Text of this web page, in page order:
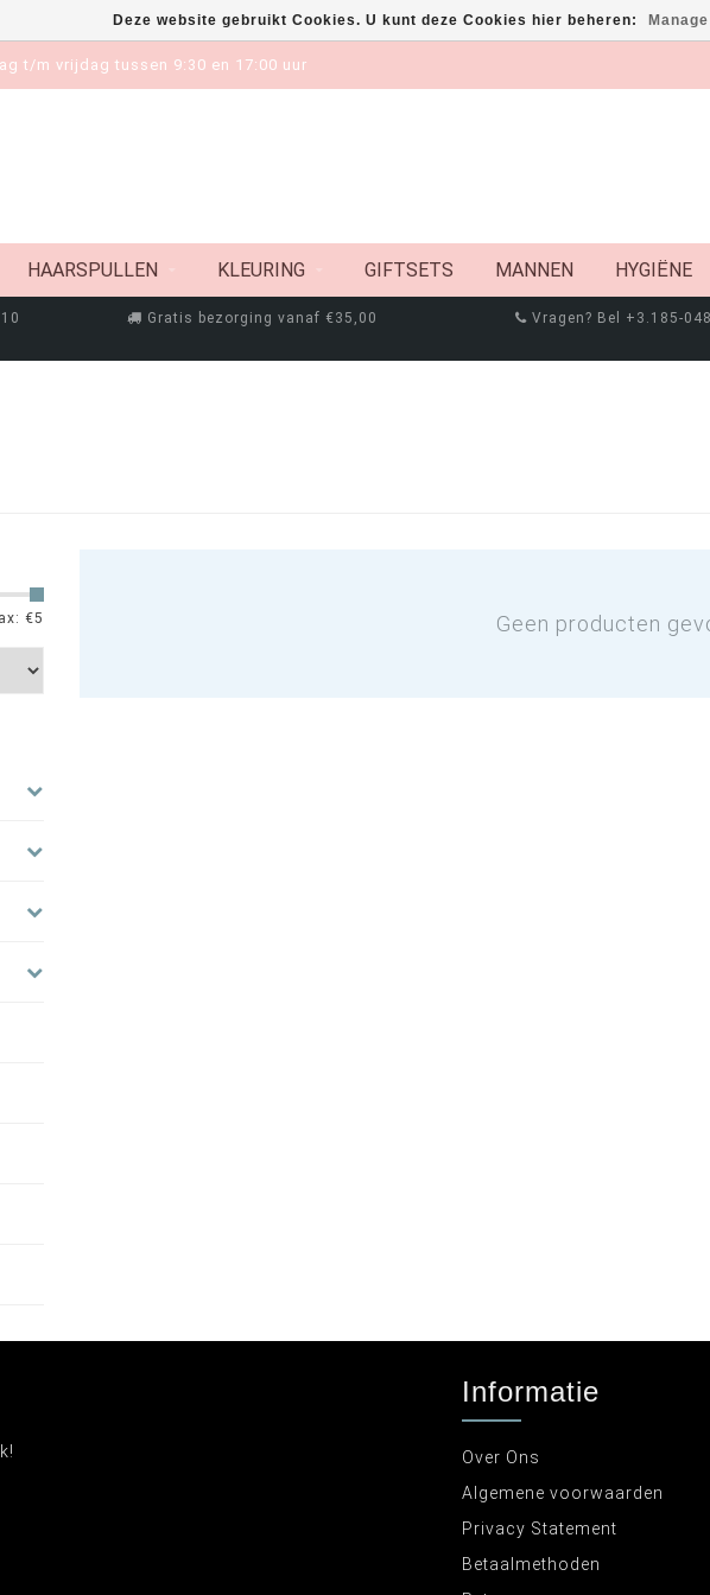
t/m vrijdag tussen 9:30 en 17:00 uur
HAARSPULLEN KLEURING GIFTSETS MANNEN HYGIËNE
Gratis bezorging vanaf €35,00 Vragen? Bel +3.185-
€5 Geen producten
Deze website gebruikt Cookies. U kunt deze Cookies hier beheren:
Informatie
Over Ons
Algemene voorwaarden
Privacy Statement
Betaalmethoden